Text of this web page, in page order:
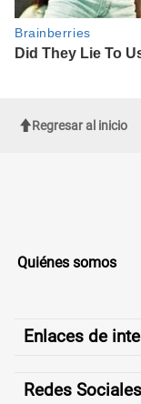
Regresar al inicio
Quiénes somos
Enlaces de
Redes Sociales